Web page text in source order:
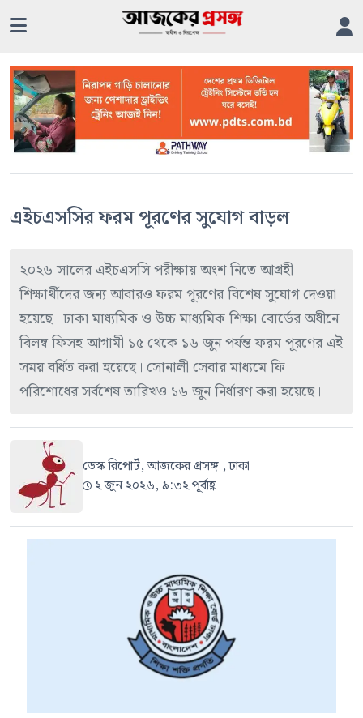
এইচএসসির ফরম পূরণের সুযোগ বাড়ল
২০২৬ সালের এইচএসসি পরীক্ষায় অংশ নিতে আগ্রহী
শিক্ষার্থীদের জন্য আবারও ফরম পূরণের বিশেষ সুযোগ দেওয়া
হয়েছে। ঢাকা মাধ্যমিক ও উচ্চ মাধ্যমিক শিক্ষা বোর্ডের অধীনে
বিলম্ব ফিসহ আগামী ১৫ থেকে ১৬ জুন পর্যন্ত ফরম পূরণের এই
সময় বর্ধিত করা হয়েছে। সোনালী সেবার মাধ্যমে ফি
পরিশোধের সর্বশেষ তারিখও ১৬ জুন নির্ধারণ করা হয়েছে।
ডেস্ক রিপোর্ট, আজকের প্রসঙ্গ , ঢাকা
২ জুন ২০২৬, ৯:৩২ পূর্বাহ্ণ